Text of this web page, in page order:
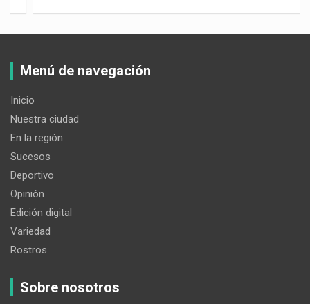
Menú de navegación
Inicio
Nuestra ciudad
En la región
Sucesos
Deportivo
Opinión
Edición digital
Variedad
Rostros
Sobre nosotros